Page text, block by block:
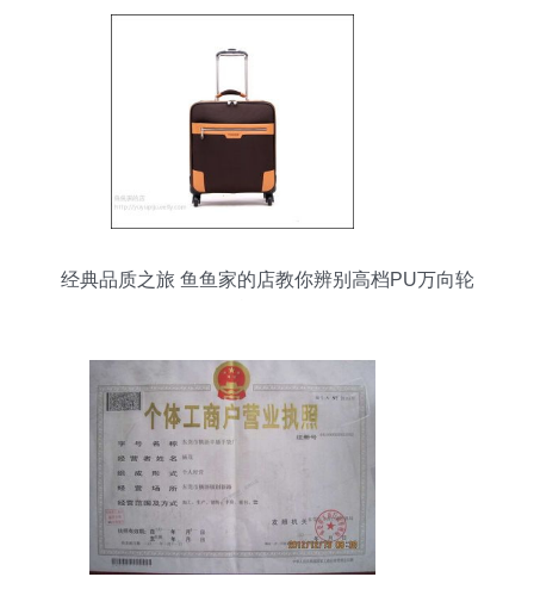
经典品质之旅 鱼鱼家的店教你辨别高档PU万向轮